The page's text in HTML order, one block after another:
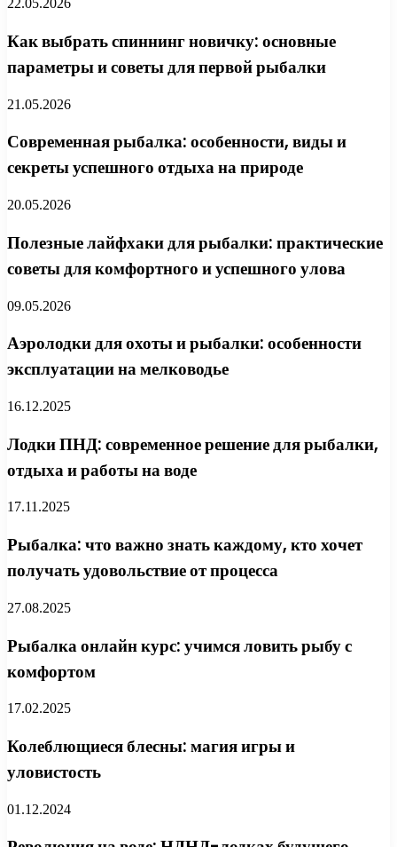
22.05.2026
Как выбрать спиннинг новичку: основные
параметры и советы для первой рыбалки
21.05.2026
Современная рыбалка: особенности, виды и
секреты успешного отдыха на природе
20.05.2026
Полезные лайфхаки для рыбалки: практические
советы для комфортного и успешного улова
09.05.2026
Аэролодки для охоты и рыбалки: особенности
эксплуатации на мелководье
16.12.2025
Лодки ПНД: современное решение для рыбалки,
отдыха и работы на воде
17.11.2025
Рыбалка: что важно знать каждому, кто хочет
получать удовольствие от процесса
27.08.2025
Рыбалка онлайн курс: учимся ловить рыбу с
комфортом
17.02.2025
Колеблющиеся блесны: магия игры и
уловистость
01.12.2024